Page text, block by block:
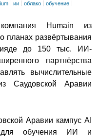
ии облако
обучение
Humain из
планах развёртывания
до 150 тыс. ИИ-
партнёрства
вычислительные
Саудовской Аравии
Аравии кампус AI
для обучения ИИ и